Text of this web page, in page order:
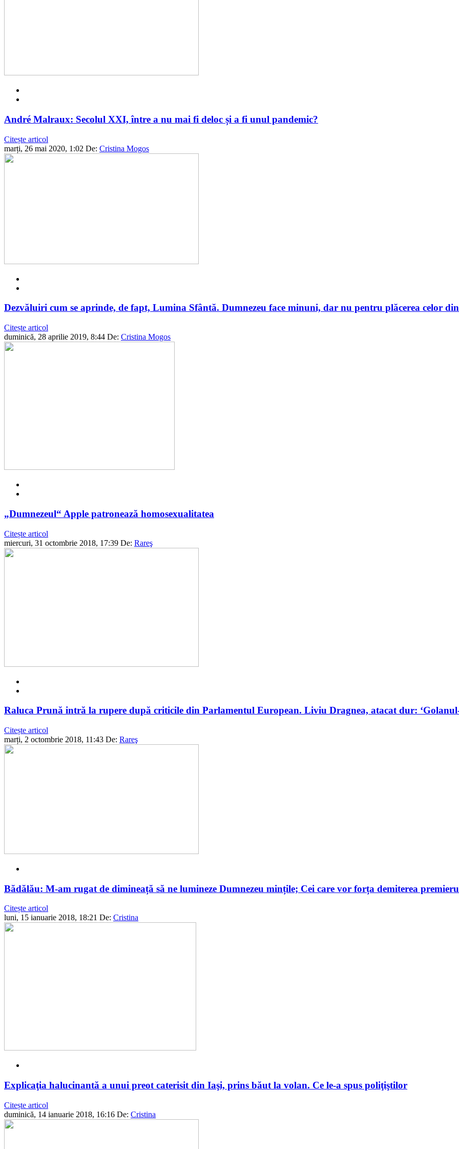
André Malraux: Secolul XXI, între a nu mai fi deloc și a fi unul pandemic?
Citește articol
marți, 26 mai 2020, 1:02 De: Cristina Mogos
Dezvăluiri cum se aprinde, de fapt, Lumina Sfântă. Dumnezeu face minuni, dar nu pentru plăcerea celor
Citește articol
duminică, 28 aprilie 2019, 8:44 De: Cristina Mogos
„Dumnezeul“ Apple patronează homosexualitatea
Citește articol
miercuri, 31 octombrie 2018, 17:39 De: Rareş
Raluca Prună intră la rupere după criticile din Parlamentul European. Liviu Dragnea, atacat dur: ‘Golanul-
Citește articol
marți, 2 octombrie 2018, 11:43 De: Rareş
Bădălău: M-am rugat de dimineață să ne lumineze Dumnezeu mințile; Cei care vor forța demiterea
Citește articol
luni, 15 ianuarie 2018, 18:21 De: Cristina
Explicaţia halucinantă a unui preot caterisit din Iaşi, prins băut la volan. Ce le-a spus poliţiştilor
Citește articol
duminică, 14 ianuarie 2018, 16:16 De: Cristina